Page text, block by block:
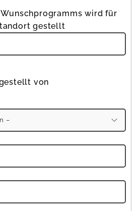
wird für
gestellt
von